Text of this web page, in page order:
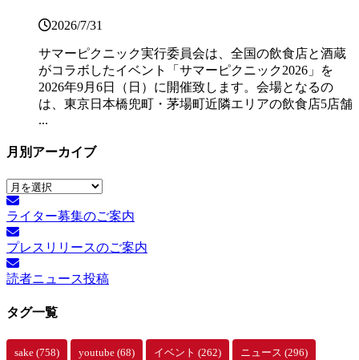
2026/7/31
サマーピクニック実⾏委員会は、全国の飲⾷店と酒蔵
がコラボしたイベント「サマーピクニック2026」を
2026年9月6日（日）に開催致します。会場となるの
は、東京日本橋兜町・茅場町近隣エリアの飲食店5店舗
...
月別アーカイブ
月
別
ア
ー
カ
イ
ブ
ライター募集のご案内
プレスリリースのご案内
読者ニュース投稿
タグ一覧
sake (758) youtube (68) イベント (262) ニュース (296)